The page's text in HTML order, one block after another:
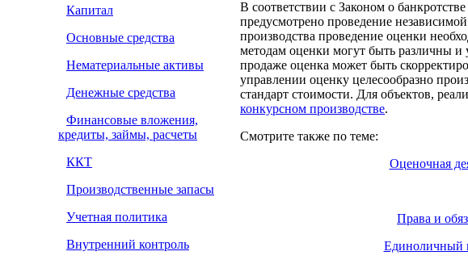
Капитал
Основные средства
Нематериальные активы
Денежные средства
Финансовые вложения,
кредиты, займы, расчеты
ККТ
Производственные запасы
Учетная политика
Внутренний контроль
В соответствии с Законом о
предусмотрено проведение
производства проведение оценки
методам оценки могут быть различны
продаже оценка может быть
управлении оценку целесообразно
стандарт стоимости. Для объектов,
конкурсном производстве.
Смотрите также по теме:
Оценочная
Права и
Единоличный